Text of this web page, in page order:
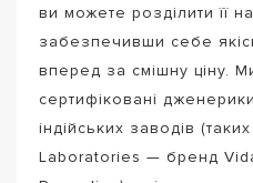
ви можете розділити її
забезпечивши себе
вперед за смішну ціну.
сертифіковані
індійських заводів
Laboratories — бренд